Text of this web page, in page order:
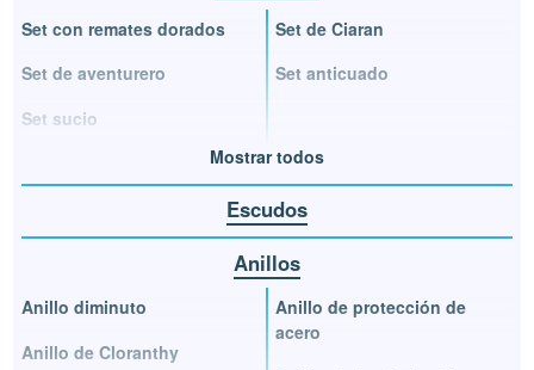
Set con remates dorados
Set de aventurero
Set sucio
Set de Ciaran
Set anticuado
Mostrar todos
Escudos
Anillos
Anillo diminuto
Anillo de Cloranthy
Anillo de protección de
acero